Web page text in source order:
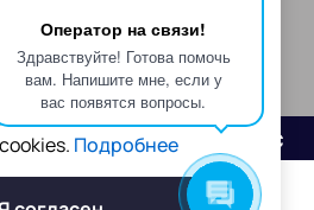
Оператор на связи!
Здравствуйте! Готова помочь
вам. Напишите мне, если у
вас появятся вопросы.
cookies для
работы сайта,
и персонализации.
кликая на "Я согласен",
с нашей политикой
Подробнее
Разработано